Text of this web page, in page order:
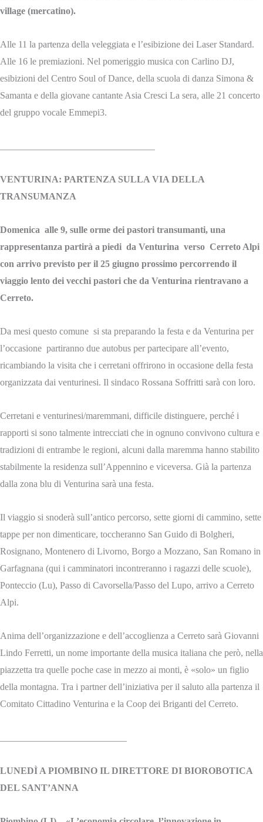
village (mercatino).
Alle 11 la partenza della veleggiata e l’esibizione dei Laser Standard.
Alle 16 le premiazioni. Nel pomeriggio musica con Carlino DJ,
esibizioni del Centro Soul of Dance, della scuola di danza Simona &
Samanta e della giovane cantante Asia Cresci La sera, alle 21 concerto
del gruppo vocale Emmepi3.
VENTURINA: PARTENZA SULLA VIA DELLA
TRANSUMANZA
Domenica alle 9, sulle orme dei pastori transumanti, una
rappresentanza partirà a piedi da Venturina verso Cerreto Alpi
con arrivo previsto per il 25 giugno prossimo percorrendo il
viaggio lento dei vecchi pastori che da Venturina rientravano a
Cerreto.
Da mesi questo comune si sta preparando la festa e da Venturina per
l’occasione partiranno due autobus per partecipare all’evento,
ricambiando la visita che i cerretani offrirono in occasione della festa
organizzata dai venturinesi. Il sindaco Rossana Soffritti sarà con loro.
Cerretani e venturinesi/maremmani, difficile distinguere, perché i
rapporti si sono talmente intrecciati che in ognuno convivono cultura e
tradizioni di entrambe le regioni, alcuni dalla maremma hanno stabilito
stabilmente la residenza sull’Appennino e viceversa. Già la partenza
dalla zona blu di Venturina sarà una festa.
Il viaggio si snoderà sull’antico percorso, sette giorni di cammino, sette
tappe per non dimenticare, toccheranno San Guido di Bolgheri,
Rosignano, Montenero di Livorno, Borgo a Mozzano, San Romano in
Garfagnana (qui i camminatori incontreranno i ragazzi delle scuole),
Ponteccio (Lu), Passo di Cavorsella/Passo del Lupo, arrivo a Cerreto
Alpi.
Anima dell’organizzazione e dell’accoglienza a Cerreto sarà Giovanni
Lindo Ferretti, un nome importante della musica italiana che però, nella
piazzetta tra quelle poche case in mezzo ai monti, è «solo» un figlio
della montagna. Tra i partner dell’iniziativa per il saluto alla partenza il
Comitato Cittadino Venturina e la Coop dei Briganti del Cerreto.
LUNEDÌ A PIOMBINO IL DIRETTORE DI BIOROBOTICA
DEL SANT’ANNA